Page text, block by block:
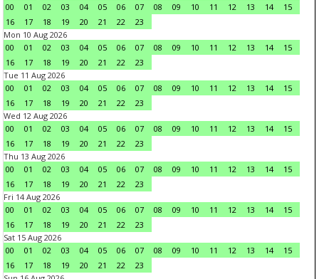
00
01 02 03 04 05 06 07 08 09 10 11 12 13 14
15
16
17 18 19 20 21 22
23
Mon 10 Aug 2026
00
01 02 03 04 05 06 07 08 09 10 11 12 13 14
15
16
17 18 19 20 21 22
23
Tue 11 Aug 2026
00
01 02 03 04 05 06 07 08 09 10 11 12 13 14
15
16
17 18 19 20 21 22
23
Wed 12 Aug 2026
00
01 02 03 04 05 06 07 08 09 10 11 12 13 14
15
16
17 18 19 20 21 22
23
Thu 13 Aug 2026
00
01 02 03 04 05 06 07 08 09 10 11 12 13 14
15
16
17 18 19 20 21 22
23
Fri 14 Aug 2026
00
01 02 03 04 05 06 07 08 09 10 11 12 13 14
15
16
17 18 19 20 21 22
23
Sat 15 Aug 2026
00
01 02 03 04 05 06 07 08 09 10 11 12 13 14
15
16
17 18 19 20 21 22
23